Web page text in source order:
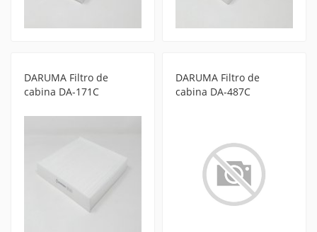
DARUMA Filtro de
cabina DA-171C
DARUMA Filtro de
cabina DA-487C